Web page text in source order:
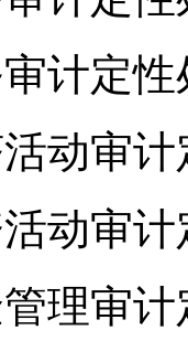
审计定
活动审
活动审
管理审